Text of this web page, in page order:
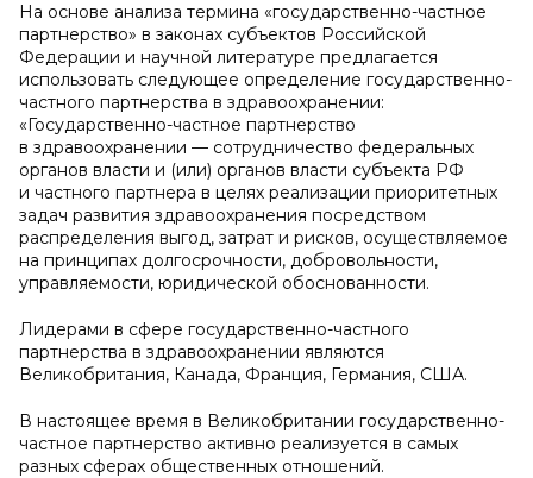
На основе анализа термина «государственно-частное
партнерство» в законах субъектов Российской
Федерации и научной литературе предлагается
использовать следующее определение государственно-
частного партнерства в здравоохранении:
«Государственно-частное партнерство
в здравоохранении — сотрудничество федеральных
органов власти и (или) органов власти субъекта РФ
и частного партнера в целях реализации приоритетных
задач развития здравоохранения посредством
распределения выгод, затрат и рисков, осуществляемое
на принципах долгосрочности, добровольности,
управляемости, юридической обоснованности.
Лидерами в сфере государственно-частного
партнерства в здравоохранении являются
Великобритания, Канада, Франция, Германия, США.
В настоящее время в Великобритании государственно-
частное партнерство активно реализуется в самых
разных сферах общественных отношений.